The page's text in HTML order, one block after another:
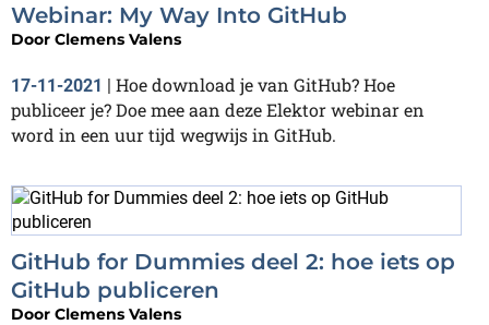
Webinar: My Way Into GitHub
Door Clemens Valens
17-11-2021 | Hoe download je van GitHub? Hoe
publiceer je? Doe mee aan deze Elektor webinar en
word in een uur tijd wegwijs in GitHub.
GitHub for Dummies deel 2: hoe iets op
GitHub publiceren
Door Clemens Valens